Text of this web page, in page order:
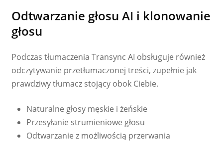
Odtwarzanie głosu AI i klonowanie
głosu
Podczas tłumaczenia Transync AI obsługuje również
odczytywanie przetłumaczonej treści, zupełnie jak
prawdziwy tłumacz stojący obok Ciebie.
Naturalne głosy męskie i żeńskie
Przesyłanie strumieniowe głosu
Odtwarzanie z możliwością przerwania